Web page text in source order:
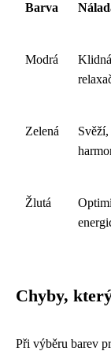
Barva
Modrá
Zelená
Svěží,
Žlutá
Chyby,
Při výběru barev